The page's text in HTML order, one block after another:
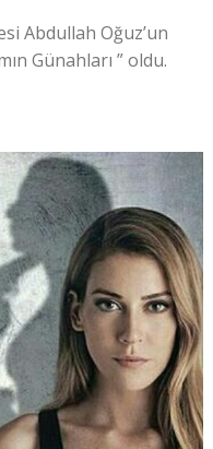
Abdullah Oğuz’un
Günahları ” oldu.